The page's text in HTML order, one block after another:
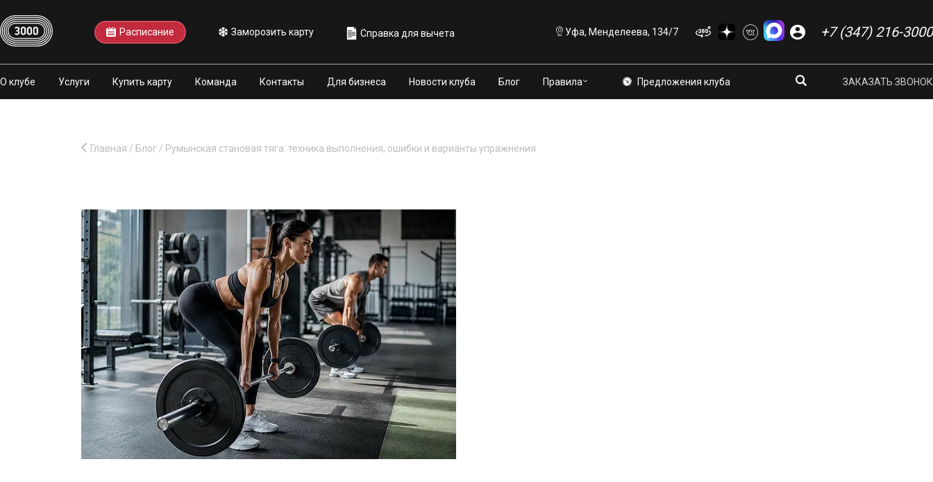
Расписание Заморозить карту Справка для вычета Уфа, Менделеева, 134/7 +7 (347) 216-3000
О клубе Услуги Купить карту Команда Контакты Для бизнеса Новости клуба Блог Правила Предложения клуба ЗАКАЗАТЬ ЗВОНОК
Главная / Блог / Румынская становая тяга: техника выполнения, ошибки и варианты упражнения